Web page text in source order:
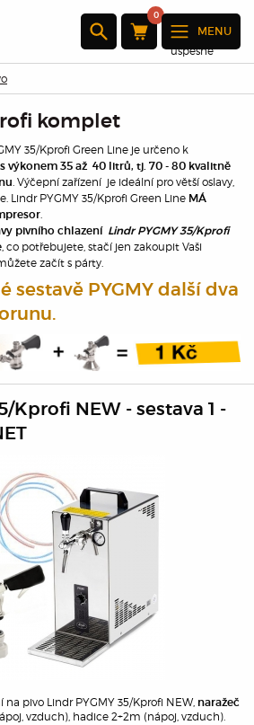
0
Produkt byl
úspěšně
přidán do
Celkem:
v nákupu
pokladně
MENU
komplet
35/Kprofi Green Line je určeno k
s výkonem 35 až 40 litrů, tj. 70 - 80 kvalitně
. Výčepní zařízení je ideální pro větší oslavy,
Lindr PYGMY 35/Kprofi Green Line MÁ
.
pivního chlazen­í Lindr PYGMY 35/Kprofi
, co potřebujete, stačí jen zakoupit Vaši
začít s párty.
sestavě PYGMY další dva
Kprofi NEW - sestava 1 -
na pivo Lindr PYGMY 35/Kprofi NEW, naražeč
vzduch), hadice 2+2m (nápoj, vzduch).